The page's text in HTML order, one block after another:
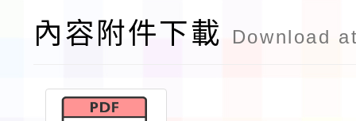
內容附件下載 Download